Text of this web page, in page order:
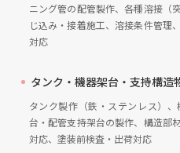
ニング管の配管製作、各種溶接（
じ込み・接着施工、溶接条件管理
対応
タンク・機器架台・支持構造
タンク製作（鉄・ステンレス）
台・配管支持架台の製作、構造部
対応、塗装前検査・出荷対応